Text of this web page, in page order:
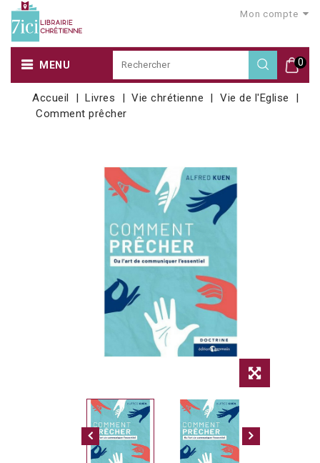
Mon compte
0
MENU
Accueil Livres Vie chrétienne
Vie de l'Eglise
Comment prêcher